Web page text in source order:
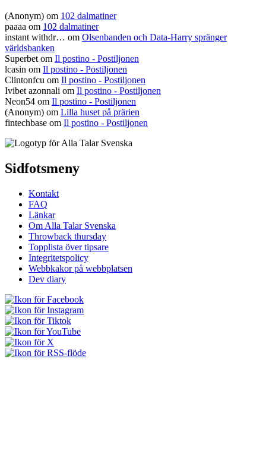
(Anonym) om 102 dalmatiner
paaaa om 102 dalmatiner
instant withdr… om Olsenbanden och Data-Harry spränger
världsbanken
Superbet om Il postino - Postiljonen
lcasin om Il postino - Postiljonen
Clintonfcu om Il postino - Postiljonen
Ivibet azonnali om Il postino - Postiljonen
Neon54 om Il postino - Postiljonen
(Anonym) om Lilla huset på prärien
fintechbase om Il postino - Postiljonen
Sidfotsmeny
Kontakt
FAQ
Länkar
Om Alla Talar Svenska
Throwback thursday
Topplista över tipsare
Integritetspolicy
Webbkakor på webbplatsen
Dev diary